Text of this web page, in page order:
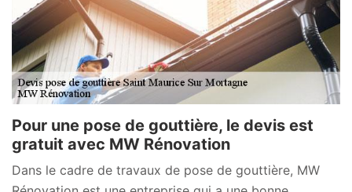
Pour une pose de gouttière, le devis est
gratuit avec MW Rénovation
Dans le cadre de travaux de pose de gouttière, MW